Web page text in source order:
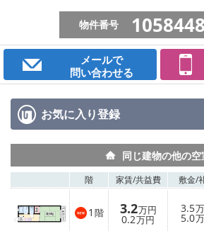
物件番号
メールで
問い合わせる
お気に入り登録
同じ建物の他の空
階 家賃/共益費 敷金/
1 階 3.2万円
0.2万円
3.5
5.0